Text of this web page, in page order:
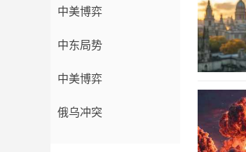
中美博弈
中东局势
中美博弈
俄乌冲突